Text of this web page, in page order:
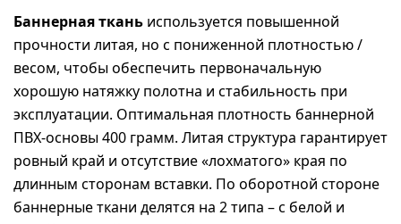
Баннерная ткань используется повышенной
прочности литая, но с пониженной плотностью /
весом, чтобы обеспечить первоначальную
хорошую натяжку полотна и стабильность при
эксплуатации. Оптимальная плотность баннерной
ПВХ-основы 400 грамм. Литая структура гарантирует
ровный край и отсутствие «лохматого» края по
длинным сторонам вставки. По оборотной стороне
баннерные ткани делятся на 2 типа – с белой и